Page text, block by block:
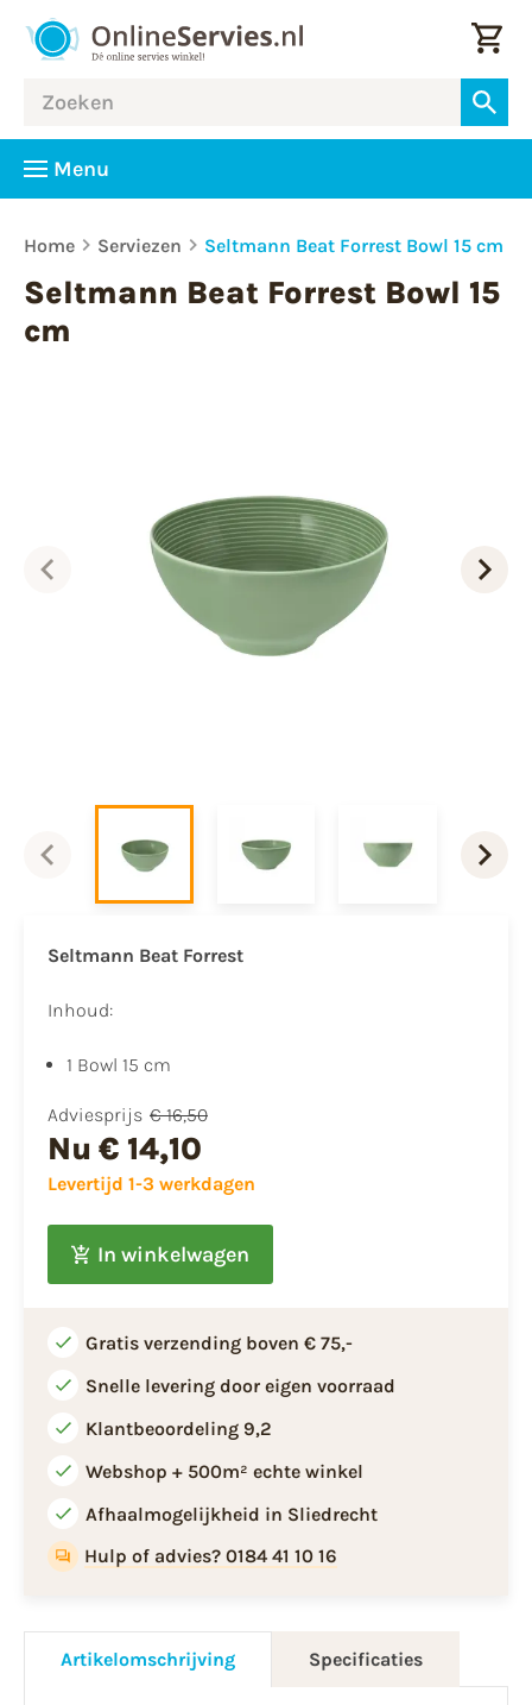
Menu
Home Serviezen Seltmann Beat Forrest Bowl 15 cm
Seltmann Beat Forrest Bowl 15
cm
Seltmann Beat Forrest
Inhoud:
1 Bowl 15 cm
Adviesprijs € 16,50
Nu € 14,10
Levertijd 1-3 werkdagen
In winkelwagen
Gratis verzending boven € 75,-
Snelle levering door eigen voorraad
Klantbeoordeling 9,2
Webshop + 500m² echte winkel
Afhaalmogelijkheid in Sliedrecht
Hulp of advies? 0184 41 10 16
Artikelomschrijving Specificaties